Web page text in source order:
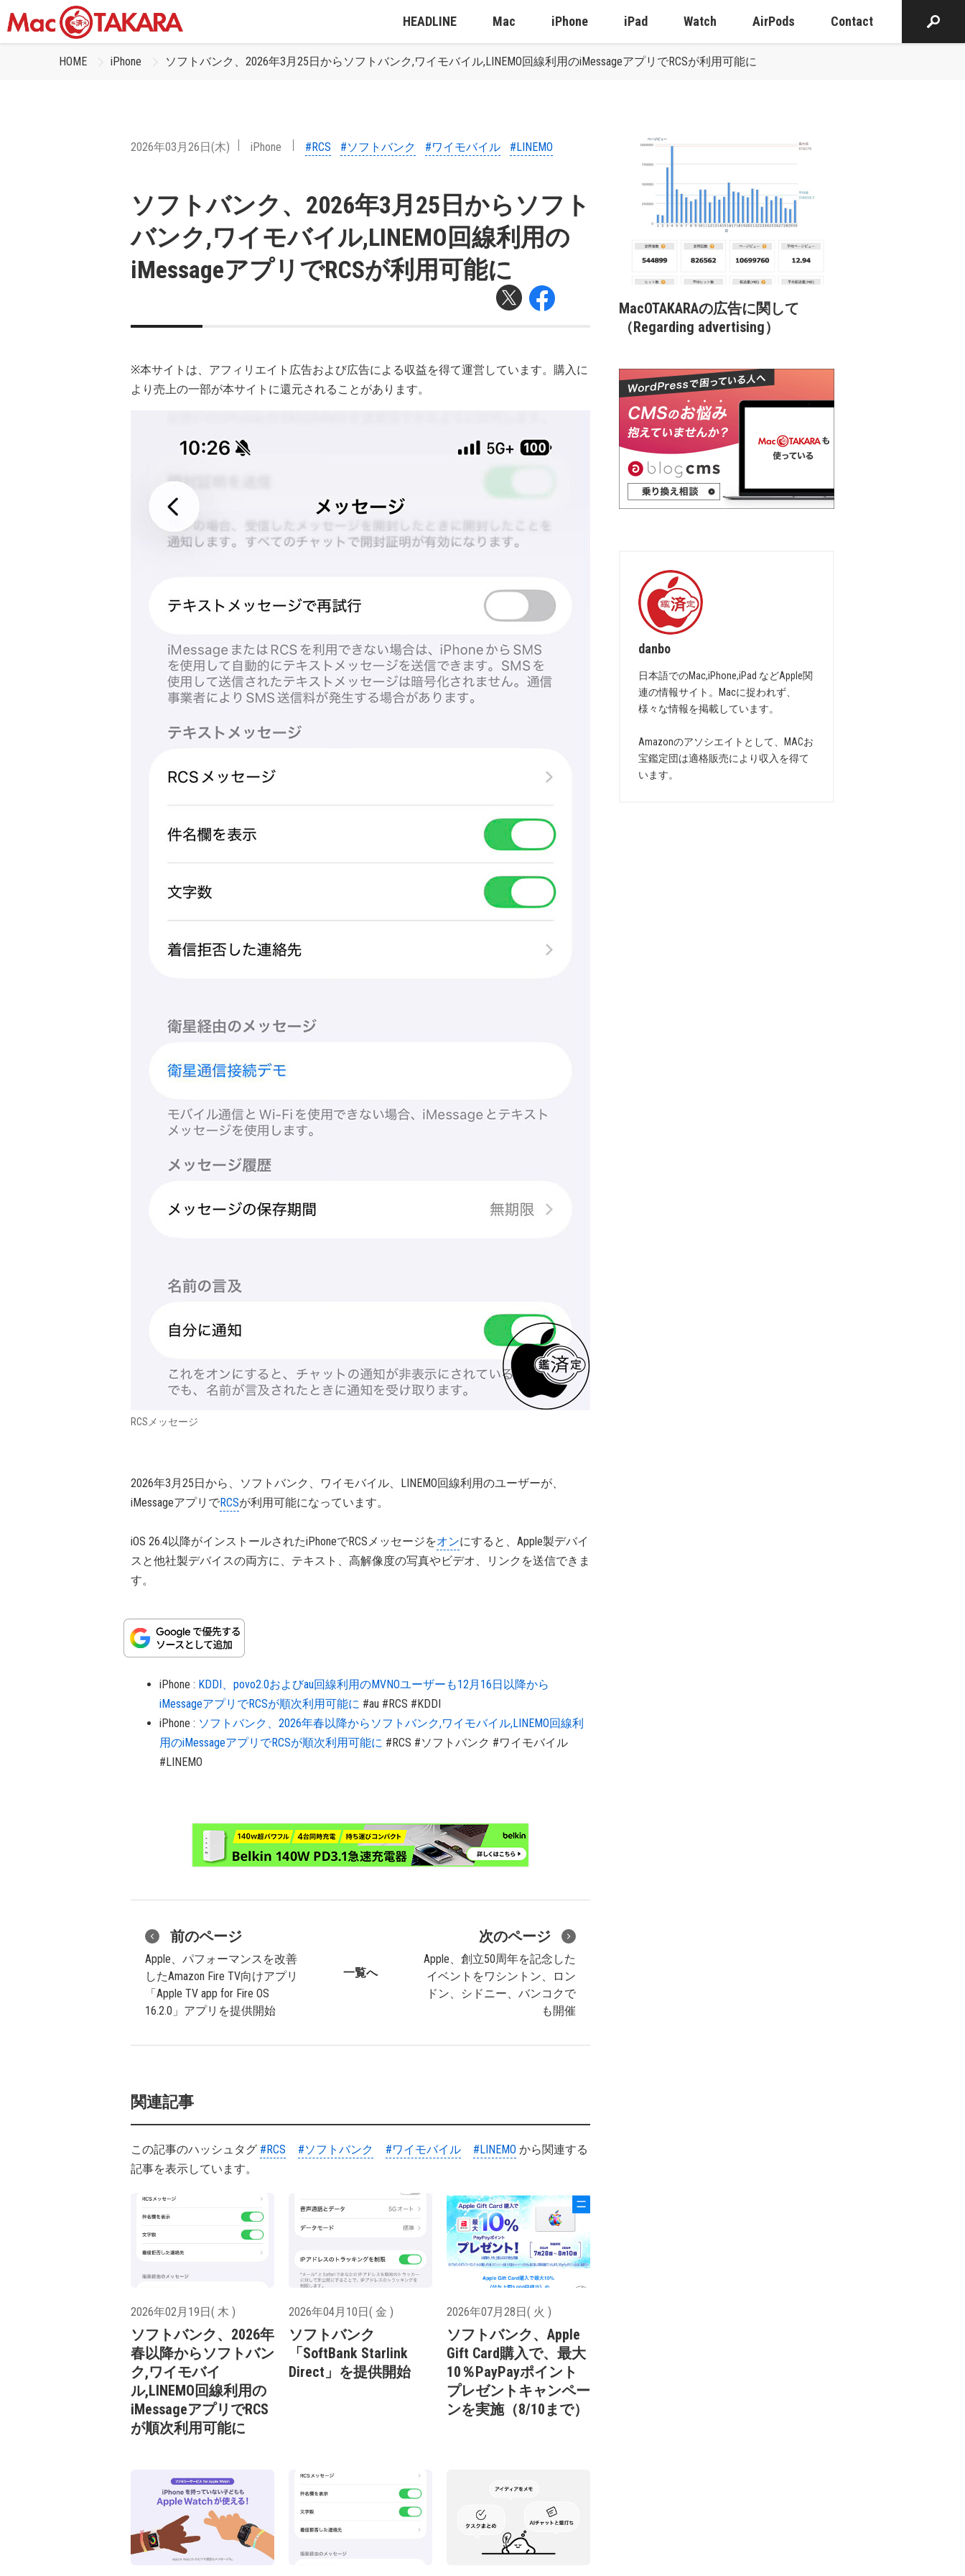
HEADLINE Mac iPhone iPad Watch AirPods Contact
HOME iPhone ソフトバンク、2026年3月25日からソフトバンク,ワイモバイル,LINEMO回線利用のiMessageアプリでRCSが利用可能に
2026年03月26日(木) iPhone #RCS #ソフトバンク #ワイモバイル #LINEMO
ソフトバンク、2026年3月25日からソフト
バンク,ワイモバイル,LINEMO回線利用の
iMessageアプリでRCSが利用可能に
※本サイトは、アフィリエイト広告および広告による収益を得て運営しています。購入に
より売上の一部が本サイトに還元されることがあります。
RCSメッセージ
2026年3月25日から、ソフトバンク、ワイモバイル、LINEMO回線利用のユーザーが、
iMessageアプリでRCSが利用可能になっています。
iOS 26.4以降がインストールされたiPhoneでRCSメッセージをオンにすると、Apple製デバイ
スと他社製デバイスの両方に、テキスト、高解像度の写真やビデオ、リンクを送信できま
す。
iPhone : KDDI、povo2.0およびau回線利用のMVNOユーザーも12月16日以降から
iMessageアプリでRCSが順次利用可能に #au #RCS #KDDI
iPhone : ソフトバンク、2026年春以降からソフトバンク,ワイモバイル,LINEMO回線利
用のiMessageアプリでRCSが順次利用可能に #RCS #ソフトバンク #ワイモバイル
#LINEMO
前のページ
Apple、パフォーマンスを改善
したAmazon Fire TV向けアプリ
「Apple TV app for Fire OS
16.2.0」アプリを提供開始
一覧へ
次のページ
Apple、創立50周年を記念した
イベントをワシントン、ロン
ドン、シドニー、バンコクで
も開催
関連記事
この記事のハッシュタグ #RCS #ソフトバンク #ワイモバイル #LINEMO から関連する
記事を表示しています。
2026年02月19日( 木 )
ソフトバンク、2026年
春以降からソフトバン
ク,ワイモバイ
ル,LINEMO回線利用の
iMessageアプリでRCS
が順次利用可能に
2026年04月10日( 金 )
ソフトバンク
「SoftBank Starlink
Direct」を提供開始
2026年07月28日( 火 )
ソフトバンク、Apple
Gift Card購入で、最大
10％PayPayポイント
プレゼントキャンペー
ンを実施（8/10まで）
MacOTAKARAの広告に関して
（Regarding advertising）
danbo
日本語でのMac,iPhone,iPad などApple関
連の情報サイト。Macに捉われず、
様々な情報を掲載しています。
Amazonのアソシエイトとして、MACお
宝鑑定団は適格販売により収入を得て
います。